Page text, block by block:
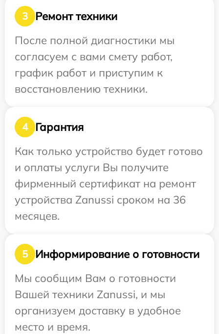
3
Ремонт техники
После полной диагностики мы
согласуем с вами смету работ,
график работ и приступим к
восстановлению техники.
4
Гарантия
Как только устройство будет готово
и оплаты услуги Вы получите
фирменный сертификат на ремонт
устройства Zanussi сроком на 36
месяцев.
5
Информирование о готовности
Мы сообщим Вам о готовности
Вашей техники Zanussi, и мы
организуем доставку в удобное
место и время.